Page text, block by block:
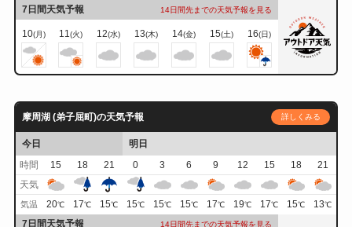
7日間天気予報 14日間先までの天気予報を見る
10(月) 11(火) 12(水) 13(木) 14(金) 15(土) 16(日)
摩周湖 (弟子屈町)の天気予報 詳しくみる
今日
明日
時間
15 18 21 0 3 6 9 12 15 18
21
天気
気温 20℃ 17℃ 15℃ 15℃ 15℃ 15℃ 17℃ 19℃ 17℃ 15℃ 13℃
7日間天気予報 14日間先までの天気予報を見る